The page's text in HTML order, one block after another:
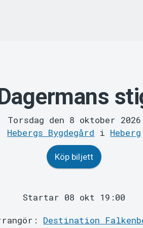
Torsdag den 8 oktober 2026
Hebergs Bygdegård i Heberg
Köp biljett
Startar 08 okt 19:00
Destination